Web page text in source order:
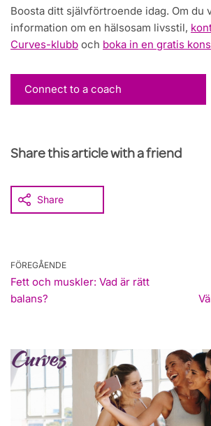
Boosta ditt självförtroende idag. Om du
information om en hälsosam livsstil,
Curves-klubb och boka in en gratis
Connect to a coach
Share this article with a friend
Share
FÖREGÅENDE
Fett och muskler: Vad är rätt
balans?